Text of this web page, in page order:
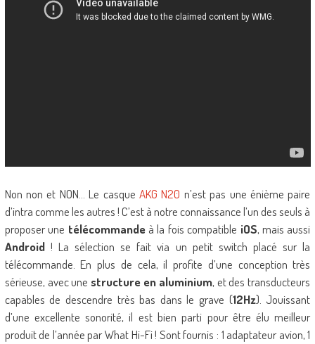
Non non et NON… Le casque AKG N20 n’est pas une énième paire
d’intra comme les autres ! C’est à notre connaissance l’un des seuls à
proposer une télécommandeà la fois compatible iOS, mais aussi
Android! La sélection se fait via un petit switch placé sur la
télécommande. En plus de cela, il profite d’une conception très
sérieuse, avec unestructure en aluminium, et des transducteurs
capables de descendre très bas dans le grave (12Hz). Jouissant
d’une excellente sonorité, il est bien parti pour être élu meilleur
produit de l’année par What Hi-Fi ! Sont fournis : 1 adaptateur avion, 1